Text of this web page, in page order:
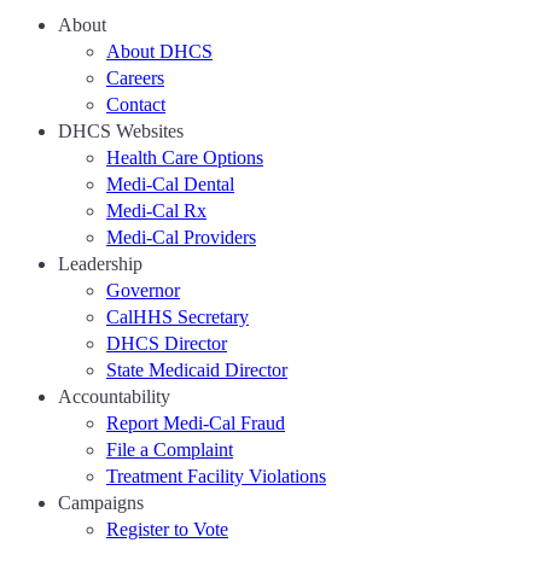
About
About DHCS
Careers
Contact
DHCS Websites
Health Care Options
Medi-Cal Dental
Medi-Cal Rx
Medi-Cal Providers
Leadership
Governor
CalHHS Secretary
DHCS Director
State Medicaid Director
Accountability
Report Medi-Cal Fraud
File a Complaint
Treatment Facility Violations
Campaigns
Register to Vote